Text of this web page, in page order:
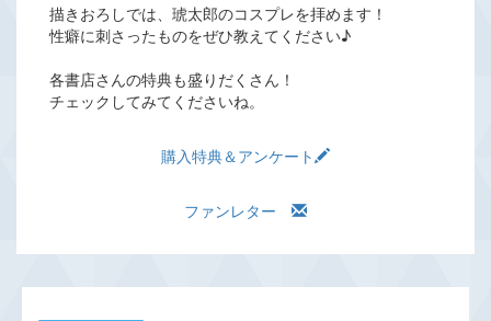
描きおろしでは、琥太郎のコスプレを拝めます！
性癖に刺さったものをぜひ教えてください♪
各書店さんの特典も盛りだくさん！
チェックしてみてくださいね。
購入特典＆アンケート
ファンレター